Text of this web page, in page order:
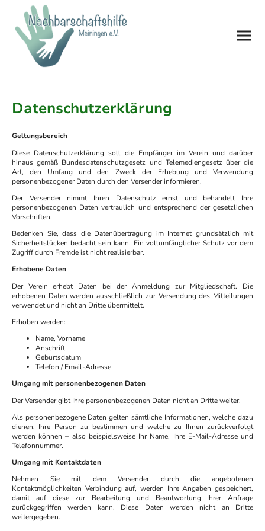
Datenschutzerklärung
Geltungsbereich
Diese Datenschutzerklärung soll die Empfänger im Verein und darüber
hinaus gemäß Bundesdatenschutzgesetz und Telemediengesetz über die
Art, den Umfang und den Zweck der Erhebung und Verwendung
personenbezogener Daten durch den Versender informieren.
Der Versender nimmt Ihren Datenschutz ernst und behandelt Ihre
personenbezogenen Daten vertraulich und entsprechend der gesetzlichen
Vorschriften.
Bedenken Sie, dass die Datenübertragung im Internet grundsätzlich mit
Sicherheitslücken bedacht sein kann. Ein vollumfänglicher Schutz vor dem
Zugriff durch Fremde ist nicht realisierbar.
Erhobene Daten
Der Verein erhebt Daten bei der Anmeldung zur Mitgliedschaft. Die
erhobenen Daten werden ausschließlich zur Versendung des Mitteilungen
verwendet und nicht an Dritte übermittelt.
Erhoben werden:
Name, Vorname
Anschrift
Geburtsdatum
Telefon / Email-Adresse
Umgang mit personenbezogenen Daten
Der Versender gibt Ihre personenbezogenen Daten nicht an Dritte weiter.
Als personenbezogene Daten gelten sämtliche Informationen, welche dazu
dienen, Ihre Person zu bestimmen und welche zu Ihnen zurückverfolgt
werden können – also beispielsweise Ihr Name, Ihre E-Mail-Adresse und
Telefonnummer.
Umgang mit Kontaktdaten
Nehmen Sie mit dem Versender durch die angebotenen
Kontaktmöglichkeiten Verbindung auf, werden Ihre Angaben gespeichert,
damit auf diese zur Bearbeitung und Beantwortung Ihrer Anfrage
zurückgegriffen werden kann. Diese Daten werden nicht an Dritte
weitergegeben.